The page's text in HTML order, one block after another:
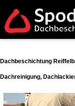
Dachbeschichtung
Dachreinigung,